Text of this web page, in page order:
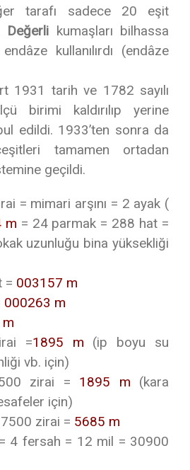
tarafı sadece 20 eşit
Değerli kumaşları bilhassa
kullanılırdı (endâze
1931 tarih ve 1782 sayılı
birimi kaldırılıp yerine
edildi. 1933’ten sonra da
tamamen ortadan
geçildi.
= mimari arşını = 2 ayak (
m = 24 parmak = 288 hat =
uzunluğu bina yüksekliği
= 003157 m
000263 m
=1895 m (ip boyu su
vb. için)
zirai = 1895 m (kara
için)
zirai = 5685 m
4 fersah = 12 mil = 30900